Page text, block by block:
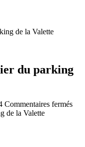
de la Valette
du parking
Commentaires fermés
de la Valette